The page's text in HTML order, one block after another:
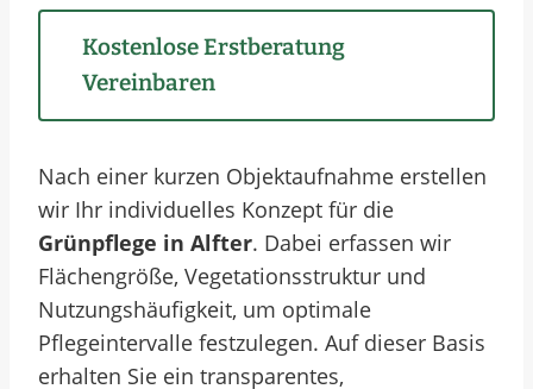
Kostenlose Erstberatung
Vereinbaren
Nach einer kurzen Objektaufnahme erstellen
wir Ihr individuelles Konzept für die
Grünpflege in Alfter. Dabei erfassen wir
Flächengröße, Vegetationsstruktur und
Nutzungshäufigkeit, um optimale
Pflegeintervalle festzulegen. Auf dieser Basis
erhalten Sie ein transparentes,